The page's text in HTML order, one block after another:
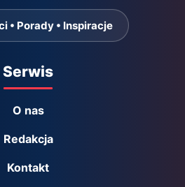
• Porady • Inspiracje
Serwis
O nas
Redakcja
Kontakt